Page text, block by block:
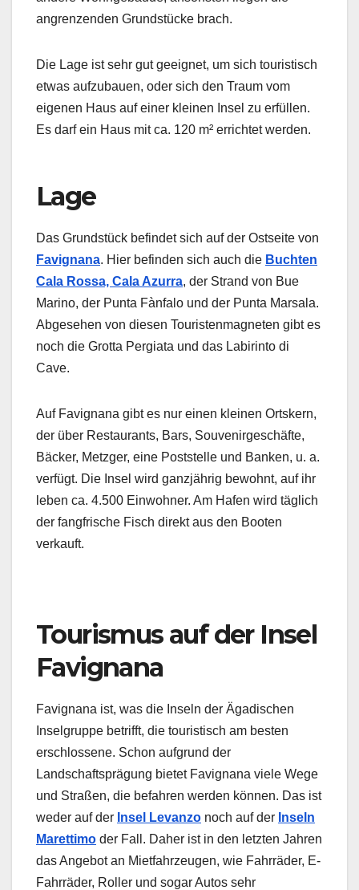
angrenzenden Grundstücke brach.
Die Lage ist sehr gut geeignet, um sich touristisch
etwas aufzubauen, oder sich den Traum vom
eigenen Haus auf einer kleinen Insel zu erfüllen.
Es darf ein Haus mit ca. 120 m² errichtet werden.
Lage
Das Grundstück befindet sich auf der Ostseite von
Favignana. Hier befinden sich auch die Buchten
Cala Rossa, Cala Azurra, der Strand von Bue
Marino, der Punta Fànfalo und der Punta Marsala.
Abgesehen von diesen Touristenmagneten gibt es
noch die Grotta Pergiata und das Labirinto di
Cave.
Auf Favignana gibt es nur einen kleinen Ortskern,
der über Restaurants, Bars, Souvenirgeschäfte,
Bäcker, Metzger, eine Poststelle und Banken, u. a.
verfügt. Die Insel wird ganzjährig bewohnt, auf ihr
leben ca. 4.500 Einwohner. Am Hafen wird täglich
der fangfrische Fisch direkt aus den Booten
verkauft.
Tourismus auf der Insel
Favignana
Favignana ist, was die Inseln der Ägadischen
Inselgruppe betrifft, die touristisch am besten
erschlossene. Schon aufgrund der
Landschaftsprägung bietet Favignana viele Wege
und Straßen, die befahren werden können. Das ist
weder auf der Insel Levanzo noch auf der Inseln
Marettimo der Fall. Daher ist in den letzten Jahren
das Angebot an Mietfahrzeugen, wie Fahrräder, E-
Fahrräder, Roller und sogar Autos sehr